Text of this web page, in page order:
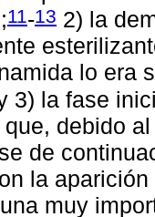
11-13 2) la
lo era
3) la fase
debido
de
la
muy